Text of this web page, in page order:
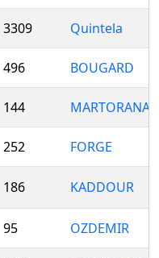
3309 Quintela
496 BOUGARD
144 MARTORANA
252 FORGE
186 KADDOUR
95 OZDEMIR